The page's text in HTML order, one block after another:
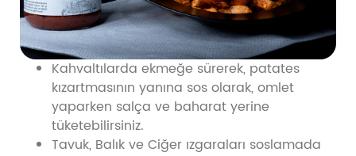
Kahvaltılarda ekmeğe sürerek, patates
kızartmasının yanına sos olarak, omlet
yaparken salça ve baharat yerine
tüketebilirsiniz.
Tavuk, Balık ve Ciğer ızgaraları soslamada